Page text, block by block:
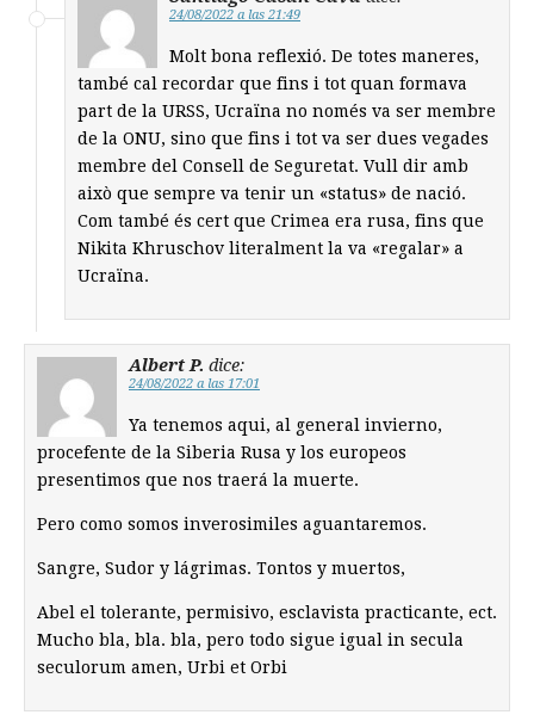
24/08/2022 a las 21:49
Molt bona reflexió. De totes maneres,
també cal recordar que fins i tot quan formava
part de la URSS, Ucraïna no només va ser membre
de la ONU, sino que fins i tot va ser dues vegades
membre del Consell de Seguretat. Vull dir amb
això que sempre va tenir un «status» de nació.
Com també és cert que Crimea era rusa, fins que
Nikita Khruschov literalment la va «regalar» a
Ucraïna.
Albert P. dice:
24/08/2022 a las 17:01
Ya tenemos aqui, al general invierno,
procefente de la Siberia Rusa y los europeos
presentimos que nos traerá la muerte.
Pero como somos inverosimiles aguantaremos.
Sangre, Sudor y lágrimas. Tontos y muertos,
Abel el tolerante, permisivo, esclavista practicante, ect.
Mucho bla, bla. bla, pero todo sigue igual in secula
seculorum amen, Urbi et Orbi